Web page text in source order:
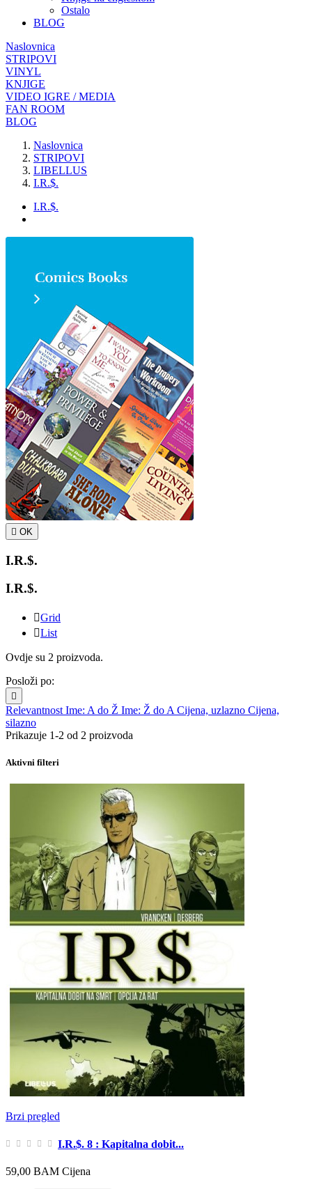
Ostalo
BLOG
Naslovnica
STRIPOVI
VINYL
KNJIGE
VIDEO IGRE / MEDIA
FAN ROOM
BLOG
Naslovnica
STRIPOVI
LIBELLUS
I.R.$.
I.R.$.
 OK
I.R.$.
I.R.$.
Grid
List
Ovdje su 2 proizvoda.
Posloži po:

Relevantnost Ime: A do Ž Ime: Ž do A Cijena, uzlazno Cijena,
silazno
Prikazuje 1-2 od 2 proizvoda
Aktivni filteri
Brzi pregled
I.R.$. 8 : Kapitalna dobit...
59,00 BAM Cijena